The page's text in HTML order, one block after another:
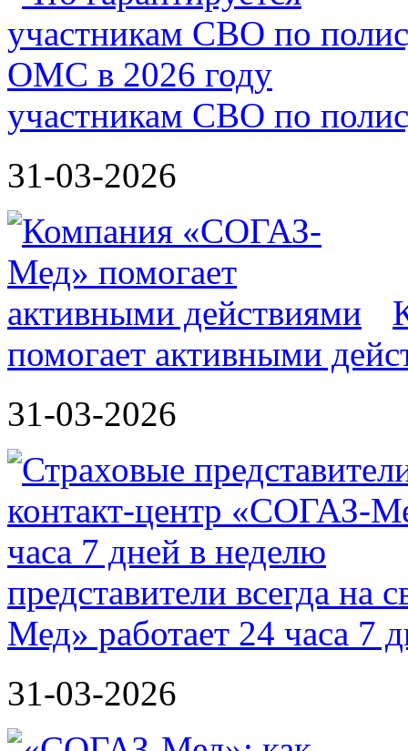
участникам СВО по
31-03-2026
помогает активными
31-03-2026
представители всегда на
Мед» работает 24 часа 7
31-03-2026